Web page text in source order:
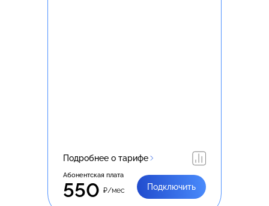
Подробнее о тарифе
Абонентская плата
550 ₽/мес Подключить